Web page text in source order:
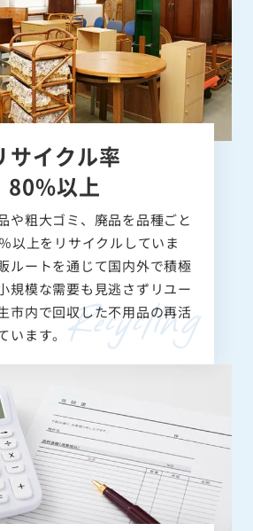
サイクル率
80%以上
や粗大ゴミ、廃品を品種ごと
以上をリサイクルしていま
ルートを通じて国内外で積極
規模な需要も見逃さずリユー
市内で回収した不用品の再活
います。